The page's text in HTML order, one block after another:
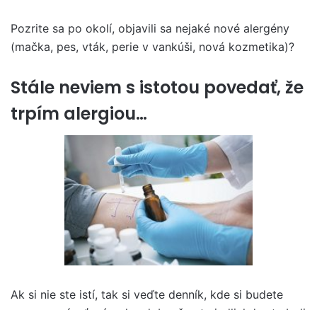
Pozrite sa po okolí, objavili sa nejaké nové alergény
(mačka, pes, vták, perie v vankúši, nová kozmetika)?
Stále neviem s istotou povedať, že
trpím alergiou…
Ak si nie ste istí, tak si veďte denník, kde si budete